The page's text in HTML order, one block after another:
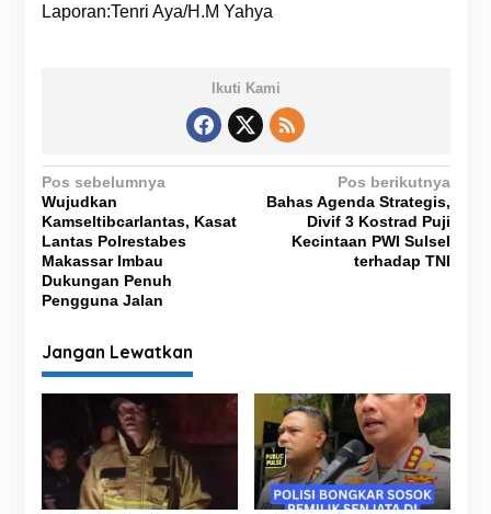
Laporan:Tenri Aya/H.M Yahya
Ikuti Kami
N
a
v
i
g
a
s
i
o
s
Pos sebelumnya
Wujudkan
Kamseltibcarlantas, Kasat
Lantas Polrestabes
Makassar Imbau
Dukungan Penuh
Pengguna Jalan
Pos berikutnya
Bahas Agenda Strategis,
Divif 3 Kostrad Puji
Kecintaan PWI Sulsel
terhadap TNI
Jangan Lewatkan